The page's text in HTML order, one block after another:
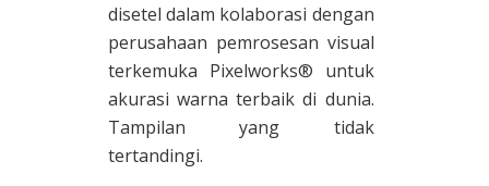
disetel dalam kolaborasi dengan
perusahaan pemrosesan visual
terkemuka Pixelworks® untuk
akurasi warna terbaik di dunia.
Tampilan yang tidak
tertandingi.